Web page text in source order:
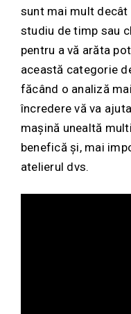
sunt mai mult
studiu de timp sau
pentru a vă arăta
această categorie
făcând o analiză
încredere vă va
mașină unealtă
benefică și, mai
atelierul dvs.